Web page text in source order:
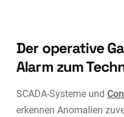
Der operative
Alarm zum
SCADA-Systeme und
erkennen Anomalien